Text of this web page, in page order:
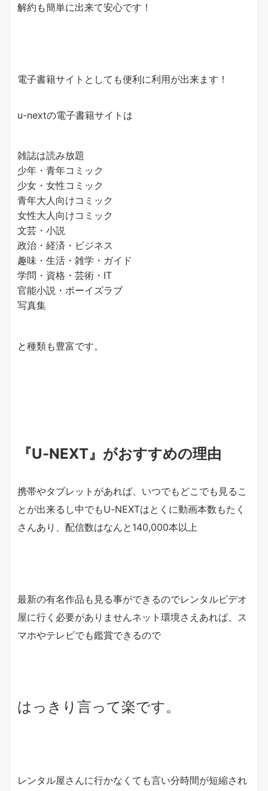
解約も簡単に出来て安心です！
電子書籍サイトとしても便利に利用が出来ます！
u-nextの電子書籍サイトは
雑誌は読み放題
少年・青年コミック
少女・女性コミック
青年大人向けコミック
女性大人向けコミック
文芸・小説
政治・経済・ビジネス
趣味・生活・雑学・ガイド
学問・資格・芸術・IT
官能小説・ボーイズラブ
写真集
と種類も豊富です。
『U-NEXT』がおすすめの理由
携帯やタブレットがあれば、いつでもどこでも見るこ
とが出来るし中でもU-NEXTはとくに動画本数もたく
さんあり、配信数はなんと 140,000本以上
最新の有名作品も見る事ができるのでレンタルビデオ
屋に行く必要がありませんネット環境さえあれば、ス
マホやテレビでも鑑賞できるので
はっきり言って楽です。
レンタル屋さんに行かなくても言い分時間が短縮され